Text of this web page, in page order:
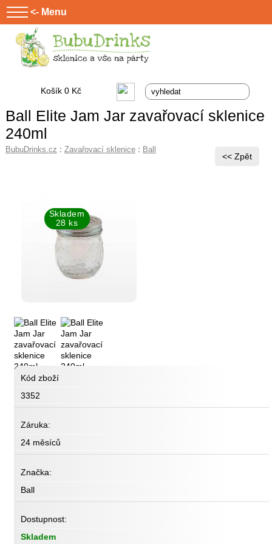
<- Menu
Košík 0 Kč
Ball Elite Jam Jar zavařovací sklenice
240ml
BubuDrinks.cz : Zavařovací sklenice: Ball
Skladem
28 ks
Kód zboží
3352
Záruka:
24 měsíců
Značka:
Ball
Dostupnost:
Skladem